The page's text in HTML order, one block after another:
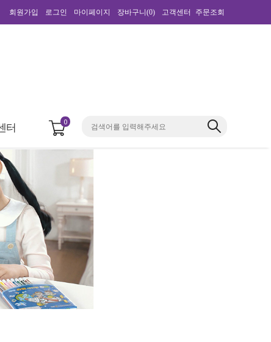
회원가입 로그인 마이페이지 장바구니(0) 고객센터 주문조회
터 0